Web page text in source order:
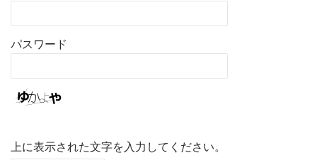
パスワード
上に表示された文字を入力してください。